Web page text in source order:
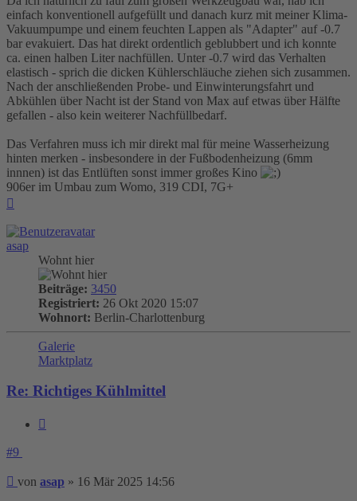
einfach konventionell aufgefüllt und danach kurz mit meiner Klima-
Vakuumpumpe und einem feuchten Lappen als "Adapter" auf -0.7
bar evakuiert. Das hat direkt ordentlich geblubbert und ich konnte
ca. einen halben Liter nachfüllen. Unter -0.7 wird das Verhalten
elastisch - sprich die dicken Kühlerschläuche ziehen sich zusammen.
Nach der anschließenden Probe- und Einwinterungsfahrt und
Abkühlen über Nacht ist der Stand von Max auf etwas über Hälfte
gefallen - also kein weiterer Nachfüllbedarf.
Das Verfahren muss ich mir direkt mal für meine Wasserheizung
hinten merken - insbesondere in der Fußbodenheizung (6mm
innnen) ist das Entlüften sonst immer großes Kino
906er im Umbau zum Womo, 319 CDI, 7G+
asap
Wohnt hier
Beiträge: 3450
Registriert: 26 Okt 2020 15:07
Wohnort: Berlin-Charlottenburg
Galerie
Marktplatz
Re: Richtiges Kühlmittel
#9
Beitrag
von asap » 16 Mär 2025 14:56